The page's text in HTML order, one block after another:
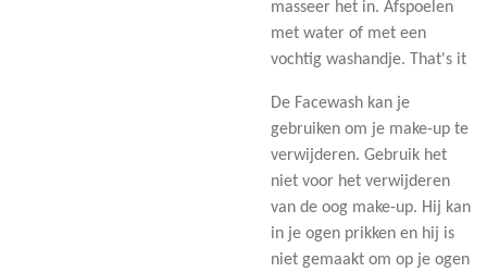
masseer het in. Afspoelen
met water of met een
vochtig washandje. That's it
De Facewash kan je
gebruiken om je make-up te
verwijderen. Gebruik het
niet voor het verwijderen
van de oog make-up. Hij kan
in je ogen prikken en hij is
niet gemaakt om op je ogen